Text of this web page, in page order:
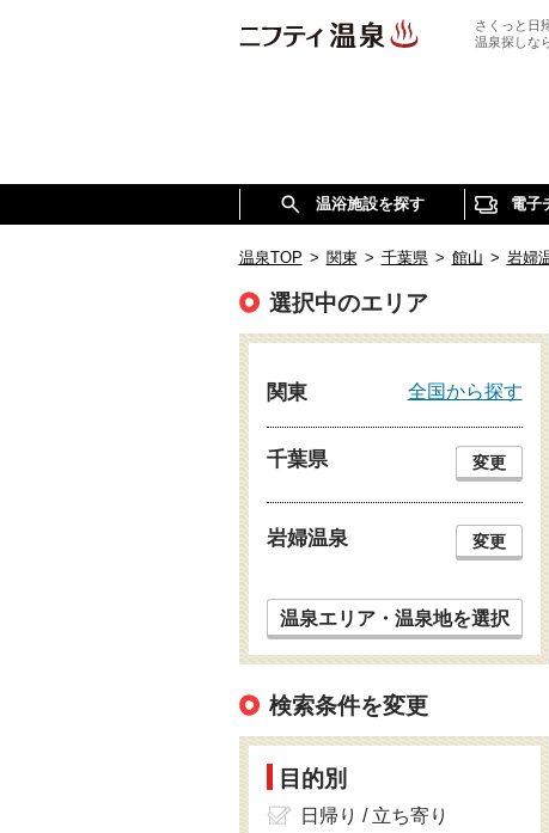
さくっと日
温泉探しな
温浴施設を探す 電子
温泉TOP > 関東 > 千葉県 > 館山 > 岩婦
選択中のエリア
関東 全国から探す
千葉県 変更
岩婦温泉 変更
温泉エリア・温泉地を選択
検索条件を変更
目的別
日帰り / 立ち寄り